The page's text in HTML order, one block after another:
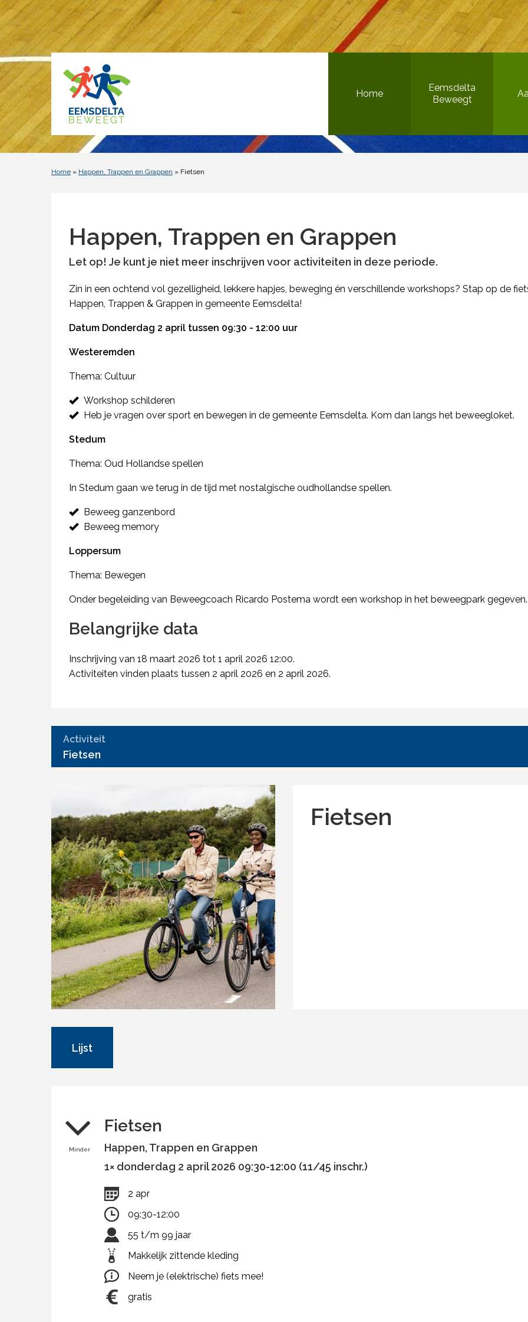
Bewegen in de openbare ruimte
Home
Eemsdelta
Beweegt
Versterking sportaanbieders
Bewegen in de openbare ruimte
Home » Happen, Trappen en Grappen » Fietsen
Happen, Trappen en Grappen
Let op! Je kunt je niet meer inschrijven voor activiteiten in deze periode.
Zin in een ochtend vol gezelligheid, lekkere hapjes, beweging én verschillende workshops? Stap op de
Happen, Trappen & Grappen in gemeente Eemsdelta!
Datum Donderdag 2 april tussen 09:30 - 12:00 uur
Westeremden
Thema: Cultuur
Workshop schilderen
Heb je vragen over sport en bewegen in de gemeente Eemsdelta. Kom dan langs het beweegloket.
Stedum
Thema: Oud Hollandse spellen
In Stedum gaan we terug in de tijd met nostalgische oudhollandse spellen.
Beweeg ganzenbord
Beweeg memory
Loppersum
Thema: Bewegen
Onder begeleiding van Beweegcoach Ricardo Postema wordt een workshop in het beweegpark
Belangrijke data
Inschrijving van 18 maart 2026 tot 1 april 2026 12:00.
Activiteiten vinden plaats tussen 2 april 2026 en 2 april 2026.
Activiteit
Fietsen
Fietsen
Lijst
Minder
Fietsen
Happen, Trappen en Grappen
1× donderdag 2 april 2026 09:30-12:00 (11/45 inschr.)
2 apr
09:30-12:00
55 t/m 99 jaar
Makkelijk zittende kleding
Neem je (elektrische) fiets mee!
gratis